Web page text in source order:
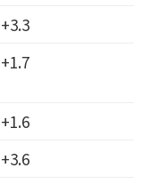
+3.3
+1.7
+1.6
+3.6